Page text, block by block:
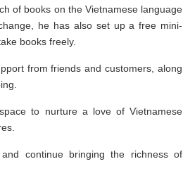
of books on the Vietnamese language
he has also set up a free mini-
books freely.
from friends and customers, along
to nurture a love of Vietnamese
continue bringing the richness of